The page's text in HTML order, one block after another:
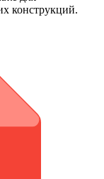
конструкций.